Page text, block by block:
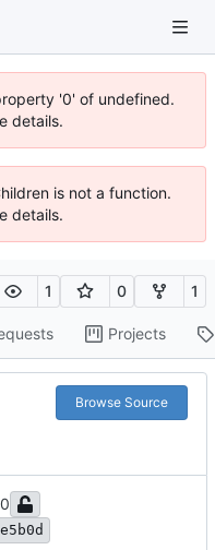
'0' of undefined.
details.
is not a function.
details.
1 0 1
Projects
Browse Source